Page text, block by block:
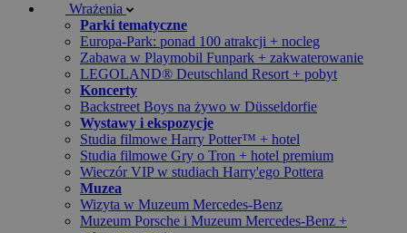
Wrażenia
Parki tematyczne
Europa-Park: ponad 100 atrakcji + nocleg
Zabawa w Playmobil Funpark + zakwaterowanie
LEGOLAND® Deutschland Resort + pobyt
Koncerty
Backstreet Boys na żywo w Düsseldorfie
Wystawy i ekspozycje
Studia filmowe Harry Potter™ + hotel
Studia filmowe Gry o Tron + hotel premium
Wieczór VIP w studiach Harry'ego Pottera
Muzea
Wizyta w Muzeum Mercedes-Benz
Muzeum Porsche i Muzeum Mercedes-Benz +